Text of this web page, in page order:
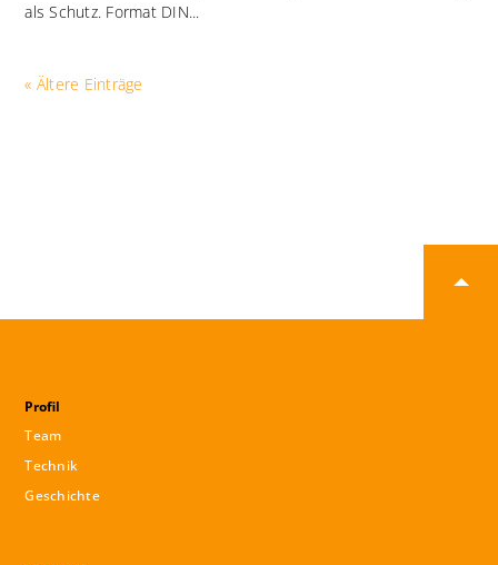
als Schutz. Format DIN...
« Ältere Einträge
Profil
Team
Technik
Geschichte